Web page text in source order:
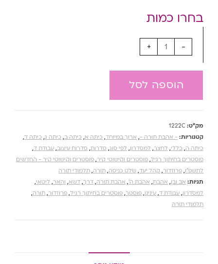
-
+
הוספה לסל
מק"ט: 1222C
קטגוריות: - אהבת תורה -, ארוך במיוחד, כיתה א, כיתה ב, כיתה ג, כיתה ד,
כיתה ה, כללי, לחצר, למסדרון, לפי סוג, סדרות, סדרות עיצוב, עבודת ד,
פוסטרים בחיתוך רגיל, פוסטרים וקישוטי קיר, פוסטרים וקישוטי קיר - החדשים
לתשפ''ו, פרוזדור, קהל יעד, שלט כניסה, תורה, תלמודי תורה
תגיות: אב ובן, אהבת, אהבת ה', אהבת תורה, דרך, דשא, והאר, ליטאי,
למסדרון, עבודת ד, עינינו, פוסטר, פוסטרים בחיתוך רגיל, פרוזדור, תורה,
תלמודי תורה